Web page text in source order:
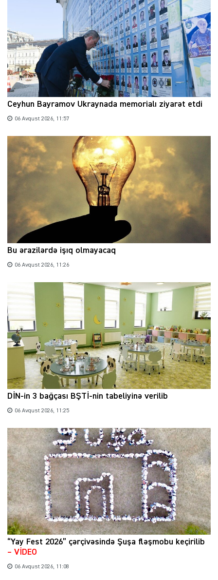
Ceyhun Bayramov Ukraynada memorialı ziyarət etdi
06 Avqust 2026, 11:57
Bu ərazilərdə işıq olmayacaq
06 Avqust 2026, 11:26
DİN-in 3 bağçası BŞTİ-nin tabeliyinə verilib
06 Avqust 2026, 11:25
“Yay Fest 2026” çərçivəsində Şuşa fləşmobu keçirilib
– VİDEO
06 Avqust 2026, 11:08